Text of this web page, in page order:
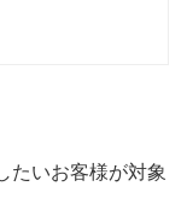
たいお客様が対象